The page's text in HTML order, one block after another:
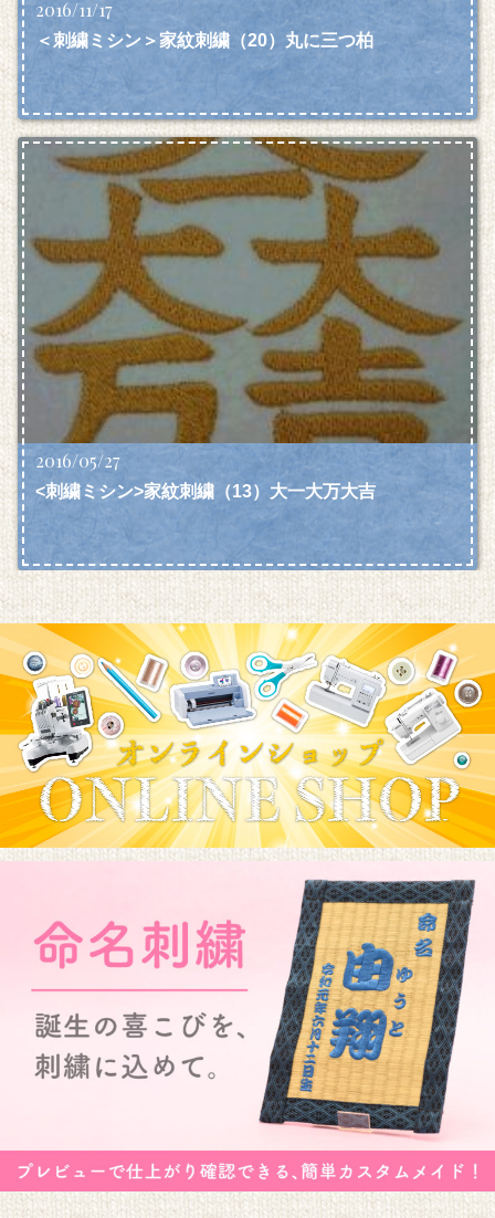
2016/11/17
＜刺繍ミシン＞家紋刺繍（20）丸に三つ柏
2016/05/27
<刺繍ミシン>家紋刺繍（13）大一大万大吉